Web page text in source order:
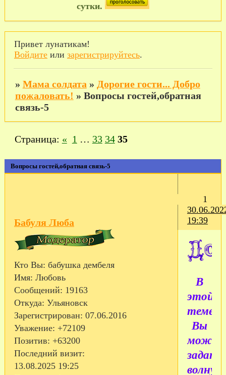
сутки.
Привет лунатикам!
Войдитеили зарегистрируйтесь.
» Мама солдата » Дорогие гости... Добро
пожаловать! » Вопросы гостей,обратная
связь-5
Вопросы гостей,обратная связь-5
Страница: « 1 … 33 34 35
1
19:39
Бабуля Люба
Кто Вы: бабушка дембеля
Имя: Любовь
Сообщений: 19163
Откуда: Ульяновск
Зарегистрирован: 07.06.2016
Уважение: +72109
Позитив: +63200
Последний визит:
13.08.2025 19:25
В
этой
теме
Вы
задать